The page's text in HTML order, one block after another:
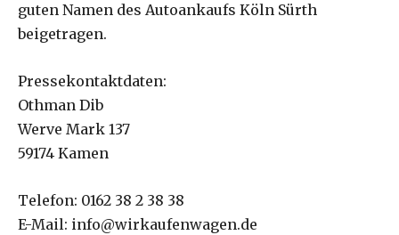
guten Namen des Autoankaufs Köln Sürth
beigetragen.
Pressekontaktdaten:
Othman Dib
Werve Mark 137
59174 Kamen
Telefon: 0162 38 2 38 38
E-Mail: info@wirkaufenwagen.de